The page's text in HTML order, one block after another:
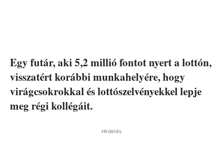
Egy futár, aki 5,2 millió fontot nyert a lottón,
visszatért korábbi munkahelyére, hogy
virágcsokrokkal és lottószelvényekkel lepje
meg régi kollégáit.
Hirdetés